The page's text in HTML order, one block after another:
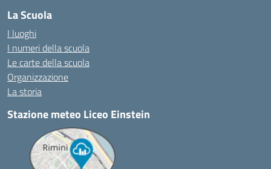
La Scuola
I luoghi
I numeri della scuola
Le carte della scuola
Organizzazione
La storia
Stazione meteo Liceo Einstein